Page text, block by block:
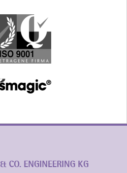
CO. ENGINEERING KG